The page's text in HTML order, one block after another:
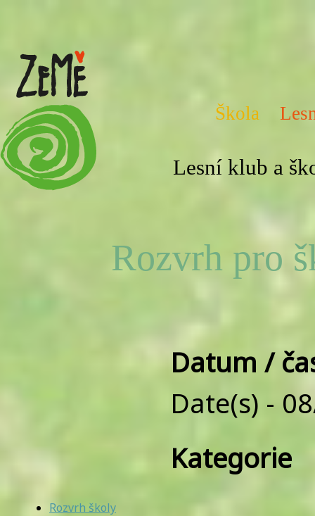
Škola
Lesní klub a
Rozvrh pro
Datum /
Date(s) -
Kategorie
Rozvrh školy